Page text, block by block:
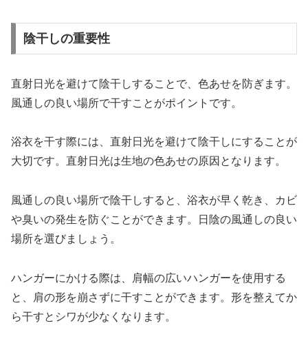
陰干しの重要性
直射日光を避けて陰干しすることで、色あせを防ぎます。
風通しの良い場所で干すことがポイントです。
浴衣を干す際には、直射日光を避けて陰干しにすることが
大切です。直射日光は生地の色あせの原因となります。
風通しの良い場所で陰干しすると、浴衣が早く乾き、カビ
や臭いの発生を防ぐことができます。日陰の風通しの良い
場所を選びましょう。
ハンガーにかける際は、肩幅の広いハンガーを使用する
と、肩の形を崩さずに干すことができます。形を整えてか
ら干すとシワが少なくなります。